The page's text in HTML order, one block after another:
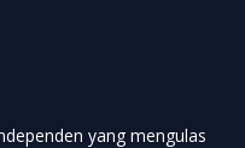
yang mengulas